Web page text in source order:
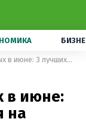
Куда поехать на отдых в июне: 3 лучших направления на разный бюджет
в июне:
на